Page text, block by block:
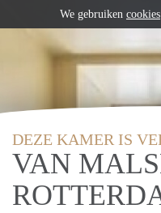
DEZE KAMER IS
VAN
We gebruiken cookies